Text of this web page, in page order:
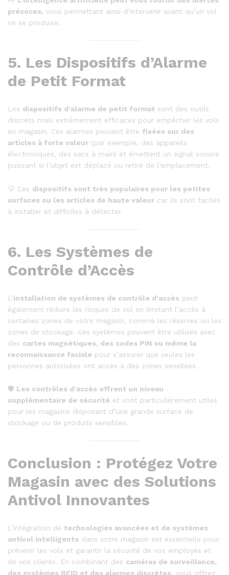
précoces, vous permettant ainsi d’intervenir avant qu’un vol
ne se produise.
5. Les Dispositifs d’Alarme
de Petit Format
Les dispositifs d’alarme de petit format sont des outils
discrets mais extrêmement efficaces pour empêcher les vols
en magasin. Ces alarmes peuvent être fixées sur des
articles à forte valeur (par exemple, des appareils
électroniques, des sacs à main) et émettent un signal sonore
puissant si l’objet est déplacé ou retiré de l’emplacement.
💡 Ces dispositifs sont très populaires pour les petites
surfaces ou les articles de haute valeur car ils sont faciles
à installer et difficiles à détecter.
6. Les Systèmes de
Contrôle d’Accès
L’installation de systèmes de contrôle d’accès peut
également réduire les risques de vol en limitant l’accès à
certaines zones de votre magasin, comme les réserves ou les
zones de stockage. Ces systèmes peuvent être utilisés avec
des cartes magnétiques, des codes PIN ou même la
reconnaissance faciale pour s’assurer que seules les
personnes autorisées ont accès à des zones sensibles.
🛡️ Les contrôles d’accès offrent un niveau
supplémentaire de sécurité et sont particulièrement utiles
pour les magasins disposant d’une grande surface de
stockage ou de produits sensibles.
Conclusion : Protégez Votre
Magasin avec des Solutions
Antivol Innovantes
L’intégration de technologies avancées et de systèmes
antivol intelligents dans votre magasin est essentielle pour
prévenir les vols et garantir la sécurité de vos employés et
de vos clients. En combinant des caméras de surveillance,
des systèmes RFID et des alarmes discrètes, vous offrez